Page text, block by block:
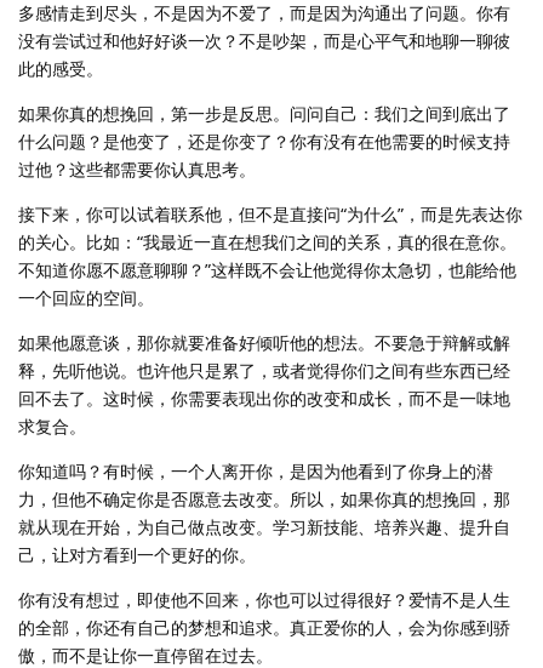
多感情走到尽头，不是因为不爱了，而是因为沟通出了问题。你有
没有尝试过和他好好谈一次？不是吵架，而是心平气和地聊一聊彼
此的感受。
如果你真的想挽回，第一步是反思。问问自己：我们之间到底出了
什么问题？是他变了，还是你变了？你有没有在他需要的时候支持
过他？这些都需要你认真思考。
接下来，你可以试着联系他，但不是直接问“为什么”，而是先表达你
的关心。比如：“我最近一直在想我们之间的关系，真的很在意你。
不知道你愿不愿意聊聊？”这样既不会让他觉得你太急切，也能给他
一个回应的空间。
如果他愿意谈，那你就要准备好倾听他的想法。不要急于辩解或解
释，先听他说。也许他只是累了，或者觉得你们之间有些东西已经
回不去了。这时候，你需要表现出你的改变和成长，而不是一味地
求复合。
你知道吗？有时候，一个人离开你，是因为他看到了你身上的潜
力，但他不确定你是否愿意去改变。所以，如果你真的想挽回，那
就从现在开始，为自己做点改变。学习新技能、培养兴趣、提升自
己，让对方看到一个更好的你。
你有没有想过，即使他不回来，你也可以过得很好？爱情不是人生
的全部，你还有自己的梦想和追求。真正爱你的人，会为你感到骄
傲，而不是让你一直停留在过去。